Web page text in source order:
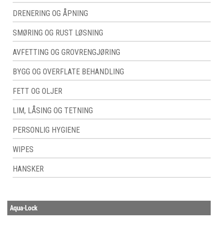
DRENERING OG ÅPNING
SMØRING OG RUST LØSNING
AVFETTING OG GROVRENGJØRING
BYGG OG OVERFLATE BEHANDLING
FETT OG OLJER
LIM, LÅSING OG TETNING
PERSONLIG HYGIENE
WIPES
HANSKER
Aqua-Lock